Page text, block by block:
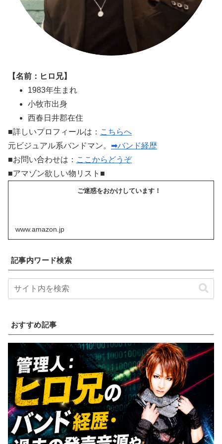
【名前：ヒロ兄】
1983年生まれ
小牧市出身
西春日井郡在住
■詳しいプロフィールは： こちらへ
元ビジュアル系バンドマン。 ➡バンド経歴
■お問い合わせは： ここからどうぞ
■アマゾン欲しい物リスト■
ご迷惑をおかけしています！
www.amazon.jp
記事内ワード検索
おすすめ記事